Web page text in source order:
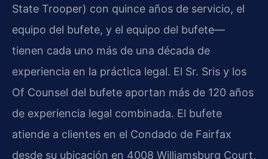
State Trooper) con quince años de servicio, el
equipo del bufete, y el equipo del bufete—
tienen cada uno más de una década de
experiencia en la práctica legal. El Sr. Sris y los
Of Counsel del bufete aportan más de 120 años
de experiencia legal combinada. El bufete
atiende a clientes en el Condado de Fairfax
desde su ubicación en 4008 Williamsburg Court,